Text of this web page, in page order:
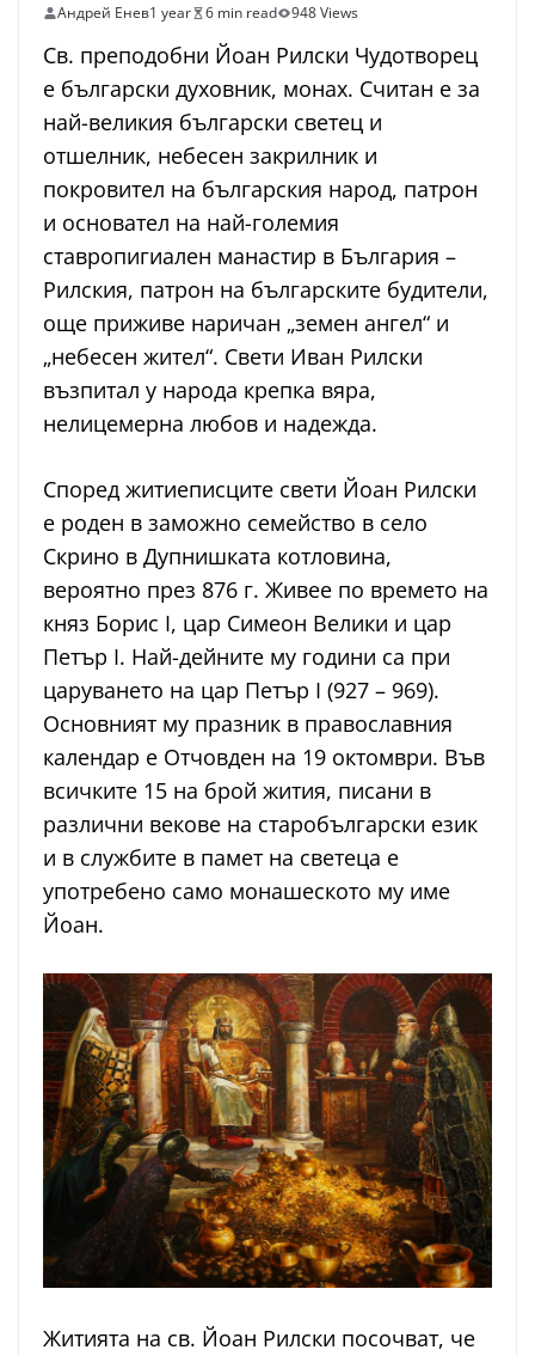
Андрей Енев1 year 6 min read 948 Views
Св. преподобни Йоан Рилски Чудотворец
е български духовник, монах. Считан е за
най-великия български светец и
отшелник, небесен закрилник и
покровител на българския народ, патрон
и основател на най-големия
ставропигиален манастир в България –
Рилския, патрон на българските будители,
още приживе наричан „земен ангел“ и
„небесен жител“. Свети Иван Рилски
възпитал у народа крепка вяра,
нелицемерна любов и надежда.
Според житиеписците свети Йоан Рилски
е роден в заможно семейство в село
Скрино в Дупнишката котловина,
вероятно през 876 г. Живее по времето на
княз Борис I, цар Симеон Велики и цар
Петър I. Най-дейните му години са при
царуването на цар Петър I (927 – 969).
Основният му празник в православния
календар е Отчовден на 19 октомври. Във
всичките 15 на брой жития, писани в
различни векове на старобългарски език
и в службите в памет на светеца е
употребено само монашеското му име
Йоан.
Житията на св. Йоан Рилски посочват, че